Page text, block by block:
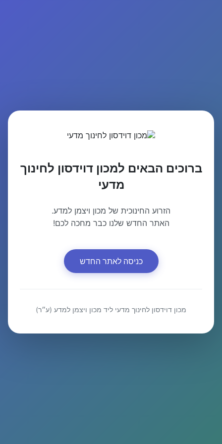
ברוכים הבאים למכון דוידסון לחינוך
מדעי
הזרוע החינוכית של מכון ויצמן למדע.
האתר החדש שלנו כבר מחכה לכם!
כניסה לאתר החדש
מכון דוידסון לחינוך מדעי ליד מכון ויצמן למדע (ע״ר)